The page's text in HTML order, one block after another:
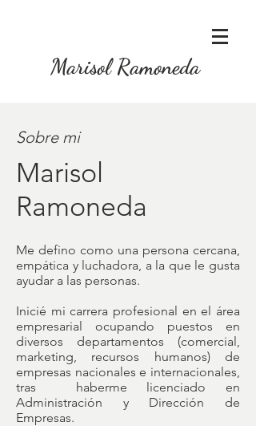
Marisol Ramoneda
Sobre mi
Marisol
Ramoneda
Me defino como una persona cercana,
empática y luchadora, a la que le gusta
ayudar a las personas.
Inicié mi carrera profesional en el área
empresarial ocupando puestos en
diversos departamentos (comercial,
marketing, recursos humanos) de
empresas nacionales e internacionales,
tras haberme licenciado en
Administración y Dirección de
Empresas.